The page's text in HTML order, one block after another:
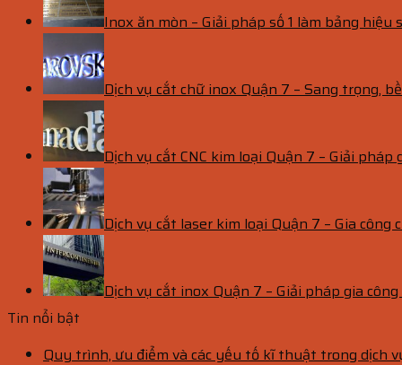
Inox ăn mòn – Giải pháp số 1 làm bảng
Dịch vụ cắt chữ inox Quận 7 – Sang trọng,
Dịch vụ cắt CNC kim loại Quận 7 – Giải
Dịch vụ cắt laser kim loại Quận 7 – Gia
Dịch vụ cắt inox Quận 7 – Giải pháp gia
Tin nổi bật
Quy trình, ưu điểm và các yếu tố kĩ thuật trong dịch